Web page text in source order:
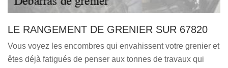
LE RANGEMENT DE GRENIER SUR 67820
Vous voyez les encombres qui envahissent votre grenier et
êtes déjà fatigués de penser aux tonnes de travaux qui